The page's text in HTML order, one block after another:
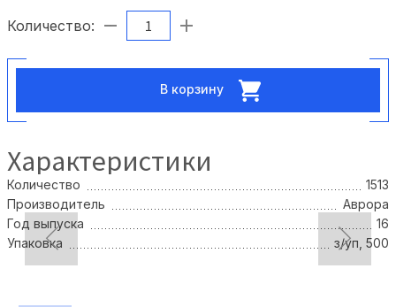
Количество:
В корзину
Характеристики
Количество
1513
Производитель
Аврора
Год выпуска
16
Упаковка
з/уп, 500